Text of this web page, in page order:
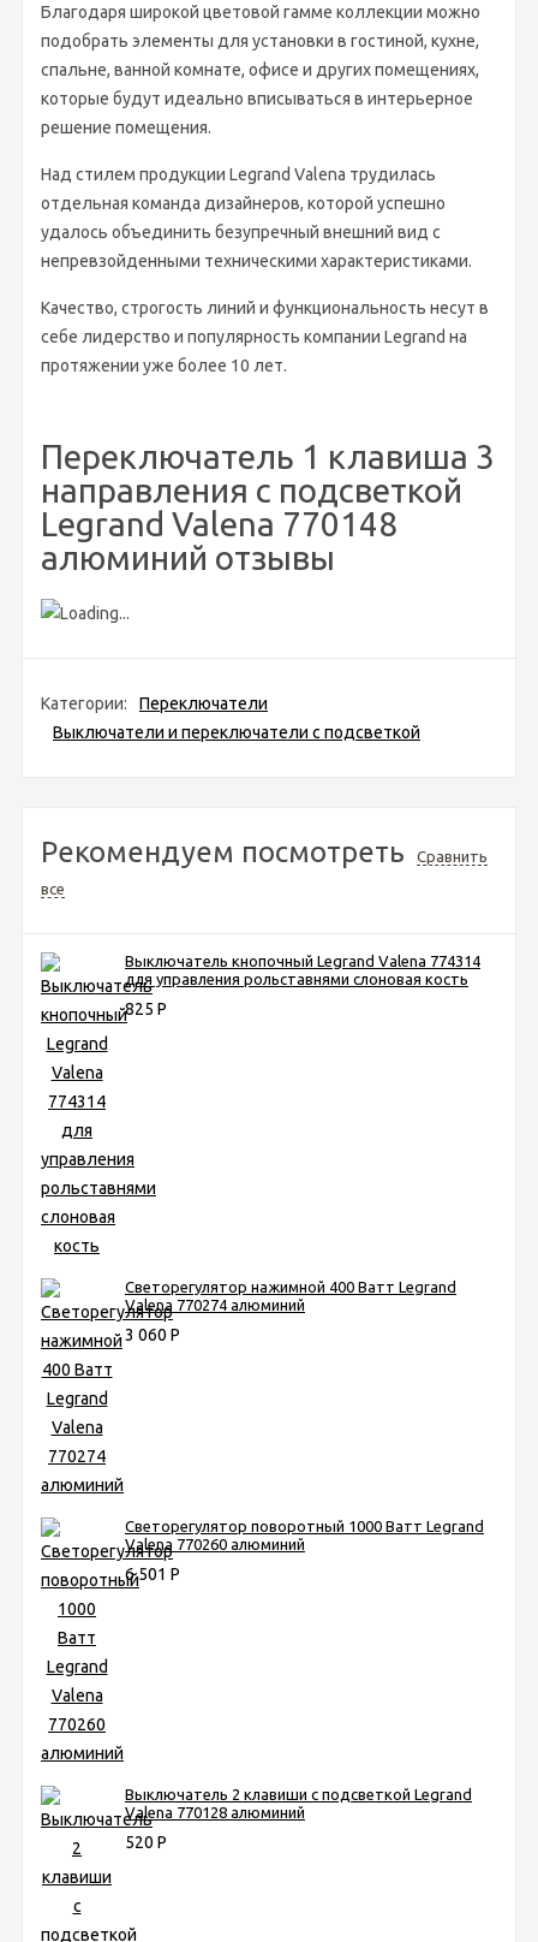
Благодаря широкой цветовой гамме коллекции можно
подобрать элементы для установки в гостиной, кухне,
спальне, ванной комнате, офисе и других помещениях,
которые будут идеально вписываться в интерьерное
решение помещения.
Над стилем продукции Legrand Valena трудилась
отдельная команда дизайнеров, которой успешно
удалось объединить безупречный внешний вид с
непревзойденными техническими характеристиками.
Качество, строгость линий и функциональность несут в
себе лидерство и популярность компании Legrand на
протяжении уже более 10 лет.
Переключатель 1 клавиша 3
направления с подсветкой
Legrand Valena 770148
алюминий отзывы
Категории:
Переключатели
Выключатели и переключатели с подсветкой
Рекомендуем посмотреть
Сравнить
все
Выключатель кнопочный Legrand Valena 774314
для управления рольставнями слоновая кость
825 Р
Светорегулятор нажимной 400 Ватт Legrand
Valena 770274 алюминий
3 060 Р
Светорегулятор поворотный 1000 Ватт Legrand
Valena 770260 алюминий
6 501 Р
Выключатель 2 клавиши с подсветкой Legrand
Valena 770128 алюминий
520 Р